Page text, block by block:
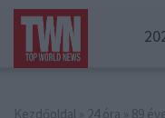
Kezdőoldal » 24 óra » 89